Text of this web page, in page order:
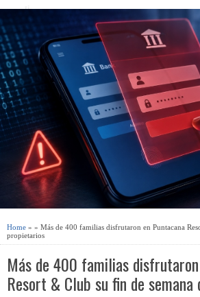
ti
o
n
Home » » Más de 400 familias disfrutaron en Puntacana
propietarios
Más de 400 familias
Resort & Club su fin de